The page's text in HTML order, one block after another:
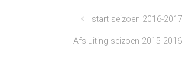
start seizoen 2016-2017
Afsluiting seizoen 2015-2016